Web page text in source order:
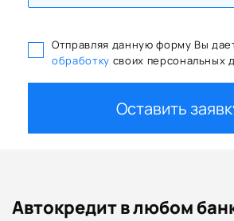
Отправляя данную форму Вы
обработку своих персональных
Оставить
Автокредит в любом